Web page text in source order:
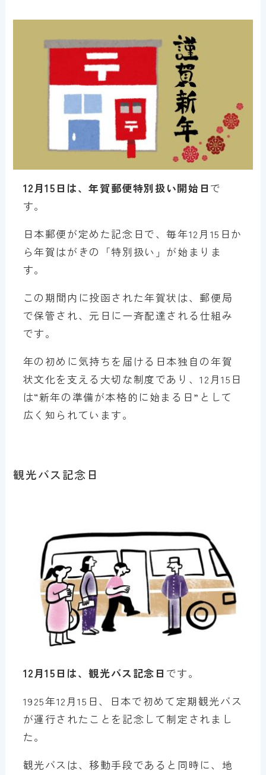
12月15日は、年賀郵便特別扱い開始日 で
す。
日本郵便が定めた記念日で、毎年12月15日か
ら年賀はがきの「特別扱い」が始まりま
す。
この期間内に投函された年賀状は、郵便局
で保管され、元日に一斉配達される仕組み
です。
年の初めに気持ちを届ける日本独自の年賀
状文化を支える大切な制度であり、12月15日
は“新年の準備が本格的に始まる日”として
広く知られています。
観光バス記念日
12月15日は、観光バス記念日 です。
1925年12月15日、日本で初めて定期観光バス
が運行されたことを記念して制定されまし
た。
観光バスは、移動手段であると同時に、地